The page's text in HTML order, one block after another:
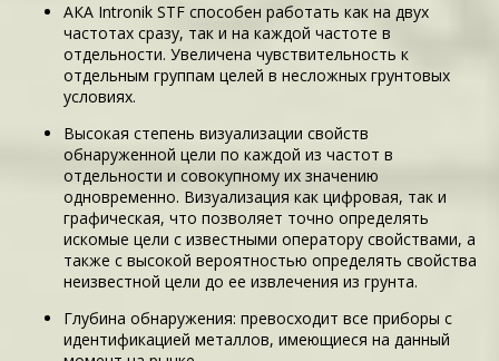
АКА Intronik STF способен работать как на двух
частотах сразу, так и на каждой частоте в
отдельности. Увеличена чувствительность к
отдельным группам целей в несложных грунтовых
условиях.
Высокая степень визуализации свойств
обнаруженной цели по каждой из частот в
отдельности и совокупному их значению
одновременно. Визуализация как цифровая, так и
графическая, что позволяет точно определять
искомые цели с известными оператору свойствами, а
также с высокой вероятностью определять свойства
неизвестной цели до ее извлечения из грунта.
Глубина обнаружения: превосходит все приборы с
идентификацией металлов, имеющиеся на данный